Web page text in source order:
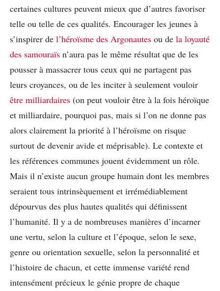
certaines cultures peuvent mieux que d’autres favoriser
telle ou telle de ces qualités. Encourager les jeunes à
s’inspirer de l’héroïsme des Argonautes ou de la loyauté
des samouraïs n’aura pas le même résultat que de les
pousser à massacrer tous ceux qui ne partagent pas
leurs croyances, ou de les inciter à seulement vouloir
être milliardaires (on peut vouloir être à la fois héroïque
et milliardaire, pourquoi pas, mais si l’on ne donne pas
alors clairement la priorité à l’héroïsme on risque
surtout de devenir avide et méprisable). Le contexte et
les références communes jouent évidemment un rôle.
Mais il n’existe aucun groupe humain dont les membres
seraient tous intrinsèquement et irrémédiablement
dépourvus des plus hautes qualités qui définissent
l’humanité. Il y a de nombreuses manières d’incarner
une vertu, selon la culture et l’époque, selon le sexe,
genre ou orientation sexuelle, selon la personnalité et
l’histoire de chacun, et cette immense variété rend
intensément précieux le génie propre de chaque